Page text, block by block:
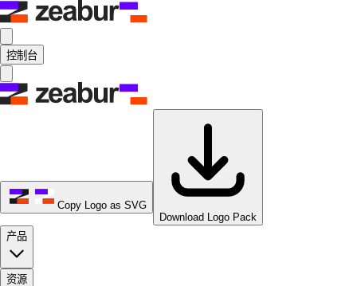
控制台
Copy Logo as SVG
Download Logo Pack
产品
资源